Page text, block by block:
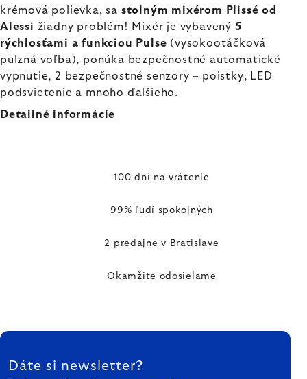
krémová polievka, sa stolným mixérom Plissé od
Alessi žiadny problém! Mixér je vybavený 5
rýchlosťami a funkciou Pulse (vysokootáčková
pulzná voľba), ponúka bezpečnostné automatické
vypnutie, 2 bezpečnostné senzory – poistky, LED
podsvietenie a mnoho ďalšieho.
Detailné informácie
100 dní na vrátenie
99% ľudí spokojných
2 predajne v Bratislave
Okamžite odosielame
ZÁPÄTIE
Dáte si newsletter?